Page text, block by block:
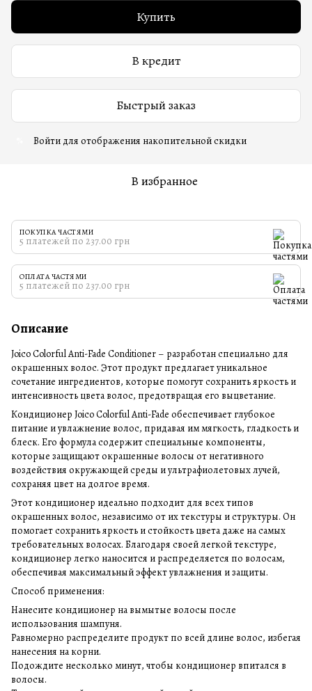
Купить
В кредит
Быстрый заказ
Войти для отображения накопительной скидки
В избранное
ПОКУПКА ЧАСТЯМИ
5 платежей по 237.00 грн
ОПЛАТА ЧАСТЯМИ
5 платежей по 237.00 грн
Описание
Joico Colorful Anti-Fade Conditioner – разработан специально для
окрашенных волос. Этот продукт предлагает уникальное
сочетание ингредиентов, которые помогут сохранить яркость и
интенсивность цвета волос, предотвращая его выцветание.
Кондиционер Joico Colorful Anti-Fade обеспечивает глубокое
питание и увлажнение волос, придавая им мягкость, гладкость и
блеск. Его формула содержит специальные компоненты,
которые защищают окрашенные волосы от негативного
воздействия окружающей среды и ультрафиолетовых лучей,
сохраняя цвет на долгое время.
Этот кондиционер идеально подходит для всех типов
окрашенных волос, независимо от их текстуры и структуры. Он
помогает сохранить яркость и стойкость цвета даже на самых
требовательных волосах. Благодаря своей легкой текстуре,
кондиционер легко наносится и распределяется по волосам,
обеспечивая максимальный эффект увлажнения и защиты.
Способ применения:
Нанесите кондиционер на вымытые волосы после
использования шампуня.
Равномерно распределите продукт по всей длине волос, избегая
нанесения на корни.
Подождите несколько минут, чтобы кондиционер впитался в
волосы.